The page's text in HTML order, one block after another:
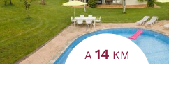
A 14 KM